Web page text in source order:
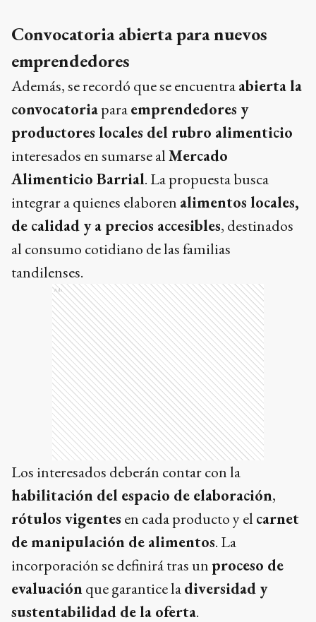
Convocatoria abierta para nuevos
emprendedores
Además, se recordó que se encuentraabierta la
convocatoriaparaemprendedores y
productores locales del rubro alimenticio
interesados en sumarse alMercado
Alimenticio Barrial. La propuesta busca
integrar a quienes elaboren alimentos locales,
de calidad y a precios accesibles, destinados
al consumo cotidiano de las familias
tandilenses.
Ads
Los interesados deberán contar con la
habilitación del espacio de elaboración,
rótulos vigentes en cada producto y el carnet
de manipulación de alimentos. La
incorporación se definirá tras un proceso de
evaluaciónque garantice ladiversidad y
sustentabilidad de la oferta.